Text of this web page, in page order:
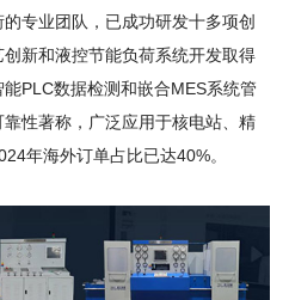
专业团队，已成功研发十多项创
新和液控节能负荷系统开发取得
PLC数据检测和嵌合MES系统管
性著称，广泛应用于核电站、精
年海外订单占比已达40%。